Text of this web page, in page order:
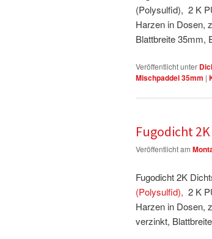
(Polysulfid), 2 K
Harzen in Dosen,
Blattbreite 35mm,
Veröffentlicht unter
Mischpaddel 35mm |
Fugodicht
Veröffentlicht am
Fugodicht 2K
(Polysulfid), 2 K
Harzen in Dosen,
verzinkt,